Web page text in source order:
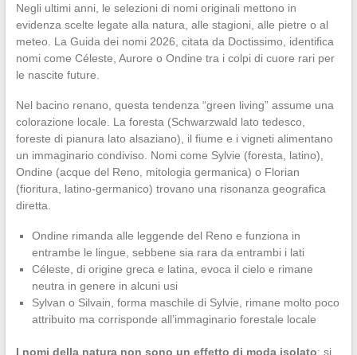
Negli ultimi anni, le selezioni di nomi originali mettono in
evidenza scelte legate alla natura, alle stagioni, alle pietre o al
meteo. La Guida dei nomi 2026, citata da Doctissimo, identifica
nomi come Céleste, Aurore o Ondine tra i colpi di cuore rari per
le nascite future.
Nel bacino renano, questa tendenza “green living” assume una
colorazione locale. La foresta (Schwarzwald lato tedesco,
foreste di pianura lato alsaziano), il fiume e i vigneti alimentano
un immaginario condiviso. Nomi come Sylvie (foresta, latino),
Ondine (acque del Reno, mitologia germanica) o Florian
(fioritura, latino-germanico) trovano una risonanza geografica
diretta.
Ondine rimanda alle leggende del Reno e funziona in
entrambe le lingue, sebbene sia rara da entrambi i lati
Céleste, di origine greca e latina, evoca il cielo e rimane
neutra in genere in alcuni usi
Sylvan o Silvain, forma maschile di Sylvie, rimane molto poco
attribuito ma corrisponde all’immaginario forestale locale
I nomi della natura non sono un effetto di moda isolato: si